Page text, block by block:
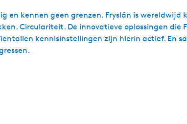
en kennen geen grenzen. Fryslân is
Circulariteit. De innovatieve oplossingen
kennisinstellingen zijn hierin actief. En